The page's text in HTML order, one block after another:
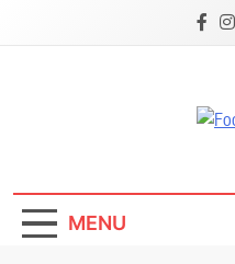
MENU